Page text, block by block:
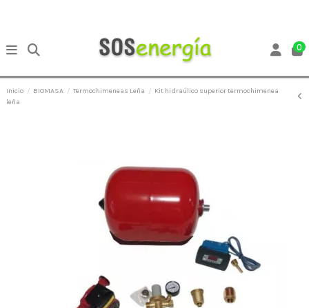
0
Inicio BIOMASA Termochimeneas Leña
Kit hidraúlico superior termochimenea
leña